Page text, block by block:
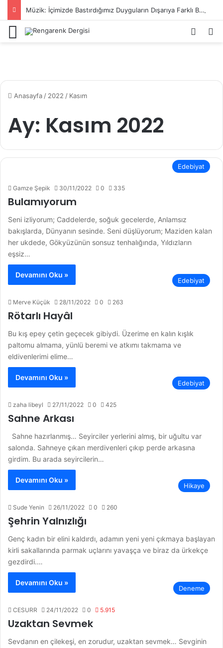
Müzik: İçimizde Bastırdığımız Duyguların Dışarıya Farklı Bir Yansıması Mıdır?
Menü Kayıt
Anasayfa / 2022 / Kasım
Ay: Kasım 2022
Edebiyat
Gamze Şepik 30/11/2022 0 335
Bulamıyorum
Seni izliyorum; Caddelerde, soğuk gecelerde, Anlamsız
bakışlarda, Dünyanın sesinde. Seni düşlüyorum; Maziden kalan
her ukdede, Gökyüzünün sonsuz tenhalığında, Yıldızların
eşsiz…
Devamını Oku »
Edebiyat
Merve Küçük 28/11/2022 0 263
Rötarlı Hayâl
Bu kış epey çetin geçecek gibiydi. Üzerime en kalın kışlık
paltomu almama, yünlü beremi ve atkımı takmama ve
eldivenlerimi elime…
Devamını Oku »
Edebiyat
zaha libeyl 27/11/2022 0 425
Sahne Arkası
Sahne hazırlanmış… Seyirciler yerlerini almış, bir uğultu var
salonda. Sahneye çıkan merdivenleri çıkıp perde arkasına
girdim. Bu arada seyircilerin…
Devamını Oku »
Hikaye
Sude Yenin 26/11/2022 0 260
Şehrin Yalnızlığı
Genç kadın bir elini kaldırdı, adamın yeni yeni çıkmaya başlayan
kirli sakallarında parmak uçlarını yavaşça ve biraz da ürkekçe
gezdirdi.…
Devamını Oku »
Deneme
CESURR 24/11/2022 0 5.915
Uzaktan Sevmek
Sevdanın en çilekeşi, en zorudur, uzaktan sevmek… Sevginin